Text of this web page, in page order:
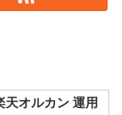
天オルカン 運用